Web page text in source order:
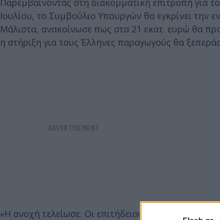
Παρεμβαίνοντας στη διακομματική επιτροπή για
Ιουλίου, το Συμβούλιο Υπουργών θα εγκρίνει την
Μάλιστα, ανακοίνωσε πως στα 21 εκατ. ευρώ θα
η στήριξη για τους Έλληνες παραγωγούς θα
«Η ανοχή τελείωσε. Οι επιτήδειοι τελείωσαν. Τα